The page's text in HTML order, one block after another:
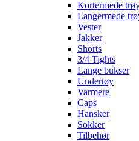
Kortermede
Langermede
Vester
Jakker
Shorts
3/4 Tights
Lange bukser
Undertøy
Varmere
Caps
Hansker
Sokker
Tilbehør